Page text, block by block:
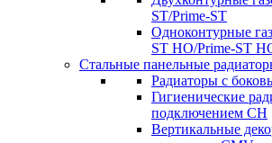
ST/Prime-ST
Одноконтурные
ST HO/Prime-ST
Стальные панельные
Радиаторы c
Гигиенические
подключением CH
Вертикальные